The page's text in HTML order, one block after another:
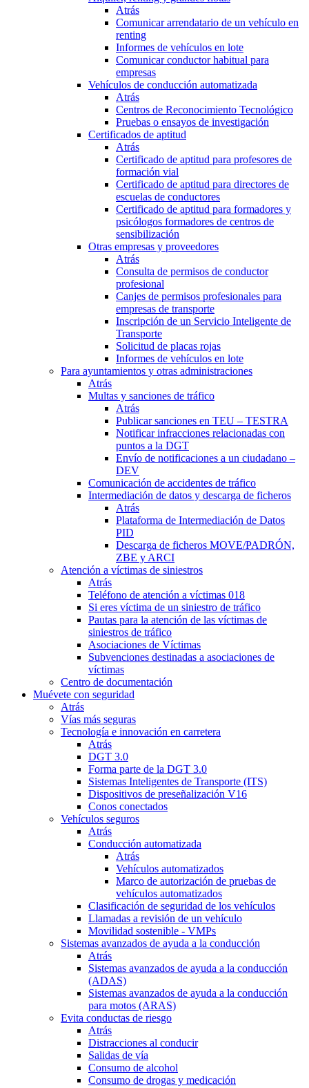
Atrás
Comunicar arrendatario de un vehículo en
renting
Informes de vehículos en lote
Comunicar conductor habitual para
empresas
Vehículos de conducción automatizada
Atrás
Centros de Reconocimiento Tecnológico
Pruebas o ensayos de investigación
Certificados de aptitud
Atrás
Certificado de aptitud para profesores de
formación vial
Certificado de aptitud para directores de
escuelas de conductores
Certificado de aptitud para formadores y
psicólogos formadores de centros de
sensibilización
Otras empresas y proveedores
Atrás
Consulta de permisos de conductor
profesional
Canjes de permisos profesionales para
empresas de transporte
Inscripción de un Servicio Inteligente de
Transporte
Solicitud de placas rojas
Informes de vehículos en lote
Para ayuntamientos y otras administraciones
Atrás
Multas y sanciones de tráfico
Atrás
Publicar sanciones en TEU – TESTRA
Notificar infracciones relacionadas con
puntos a la DGT
Envío de notificaciones a un ciudadano –
DEV
Comunicación de accidentes de tráfico
Intermediación de datos y descarga de ficheros
Atrás
Plataforma de Intermediación de Datos
PID
Descarga de ficheros MOVE/PADRÓN,
ZBE y ARCI
Atención a víctimas de siniestros
Atrás
Teléfono de atención a víctimas 018
Si eres víctima de un siniestro de tráfico
Pautas para la atención de las víctimas de
siniestros de tráfico
Asociaciones de Víctimas
Subvenciones destinadas a asociaciones de
víctimas
Centro de documentación
Muévete con seguridad
Atrás
Vías más seguras
Tecnología e innovación en carretera
Atrás
DGT 3.0
Forma parte de la DGT 3.0
Sistemas Inteligentes de Transporte (ITS)
Dispositivos de preseñalización V16
Conos conectados
Vehículos seguros
Atrás
Conducción automatizada
Atrás
Vehículos automatizados
Marco de autorización de pruebas de
vehículos automatizados
Clasificación de seguridad de los vehículos
Llamadas a revisión de un vehículo
Movilidad sostenible - VMPs
Sistemas avanzados de ayuda a la conducción
Atrás
Sistemas avanzados de ayuda a la conducción
(ADAS)
Sistemas avanzados de ayuda a la conducción
para motos (ARAS)
Evita conductas de riesgo
Atrás
Distracciones al conducir
Salidas de vía
Consumo de alcohol
Consumo de drogas y medicación